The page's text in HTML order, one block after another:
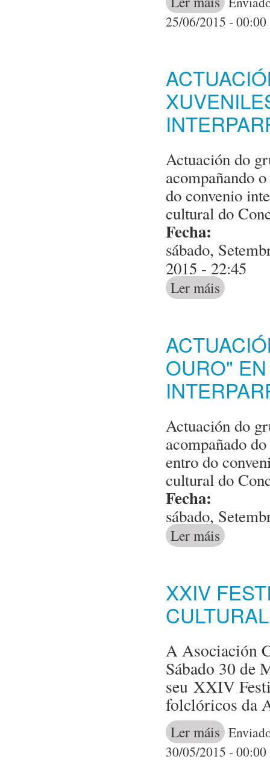
2015
25/06/2015 - 00:00
Actuación do
acompañando
do convenio
cultural do
Fecha:
sábado,
2015 - 22:45
Ler máis acerca de
OURO"
Actuación do
acompañado
entro do
cultural do
Fecha:
sábado,
Ler máis acerca de
XXIV
A Asociación
Sábado 30 de
seu XXIV
folclóricos da
Ler máis acerca de
30/05/2015 - 00:00